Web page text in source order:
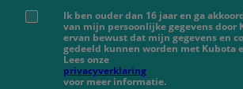
Ik ben ouder dan 16 jaar en ga
van mijn persoonlijke gegevens door
ervan bewust dat mijn gegevens en
gedeeld kunnen worden met Kubota
Lees onze
privacyverklaring
voor meer informatie.